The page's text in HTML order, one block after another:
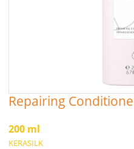
Repairing
200 ml
KERASILK